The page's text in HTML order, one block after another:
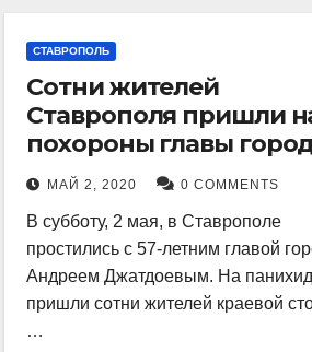
СТАВРОПОЛЬ
Сотни жителей
Ставрополя пришли
похороны главы
Андрея Джатдоева
МАЙ 2, 2020 0 COMMENTS
В субботу, 2 мая, в Ставрополе
простились с 57-летним главой
Андреем Джатдоевым. На
пришли сотни жителей краевой
…